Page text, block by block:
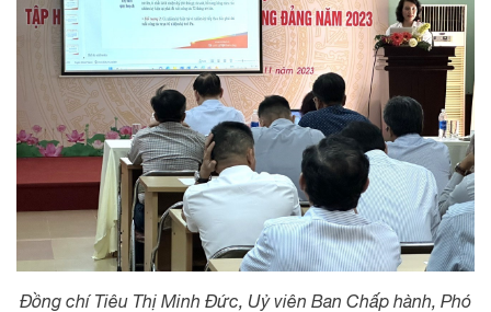
Đồng chí Tiêu Thị Minh Đức, Uỷ viên Ban Chấp hành, Phó